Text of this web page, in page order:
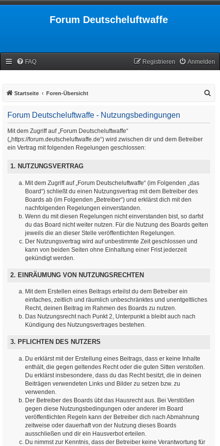
Forum Deutscheluftwaffe
FAQ Anmelden
Registrieren
Startseite Foren-Übersicht
Forum Deutscheluftwaffe - Nutzungsbedingungen
Mit dem Zugriff auf „Forum Deutscheluftwaffe“
(„https://forum.deutscheluftwaffe.de“) wird zwischen dir und dem Betreiber
ein Vertrag mit folgenden Regelungen geschlossen:
1. NUTZUNGSVERTRAG
Mit dem Zugriff auf „Forum Deutscheluftwaffe“ (im Folgenden „das
Board“) schließt du einen Nutzungsvertrag mit dem Betreiber des
Boards ab (im Folgenden „Betreiber“) und erklärst dich mit den
nachfolgenden Regelungen einverstanden.
Wenn du mit diesen Regelungen nicht einverstanden bist, so darfst
du das Board nicht weiter nutzen. Für die Nutzung des Boards gelten
jeweils die an dieser Stelle veröffentlichten Regelungen.
Der Nutzungsvertrag wird auf unbestimmte Zeit geschlossen und
kann von beiden Seiten ohne Einhaltung einer Frist jederzeit
gekündigt werden.
2. EINRÄUMUNG VON NUTZUNGSRECHTEN
Mit dem Erstellen eines Beitrags erteilst du dem Betreiber ein
einfaches, zeitlich und räumlich unbeschränktes und unentgeltliches
Recht, deinen Beitrag im Rahmen des Boards zu nutzen.
Das Nutzungsrecht nach Punkt 2, Unterpunkt a bleibt auch nach
Kündigung des Nutzungsvertrages bestehen.
3. PFLICHTEN DES NUTZERS
Du erklärst mit der Erstellung eines Beitrags, dass er keine Inhalte
enthält, die gegen geltendes Recht oder die guten Sitten verstoßen.
Du erklärst insbesondere, dass du das Recht besitzt, die in deinen
Beiträgen verwendeten Links und Bilder zu setzen bzw. zu
verwenden.
Der Betreiber des Boards übt das Hausrecht aus. Bei Verstößen
gegen diese Nutzungsbedingungen oder anderer im Board
veröffentlichten Regeln kann der Betreiber dich nach Abmahnung
zeitweise oder dauerhaft von der Nutzung dieses Boards
ausschließen und dir ein Hausverbot erteilen.
Du nimmst zur Kenntnis, dass der Betreiber keine Verantwortung für